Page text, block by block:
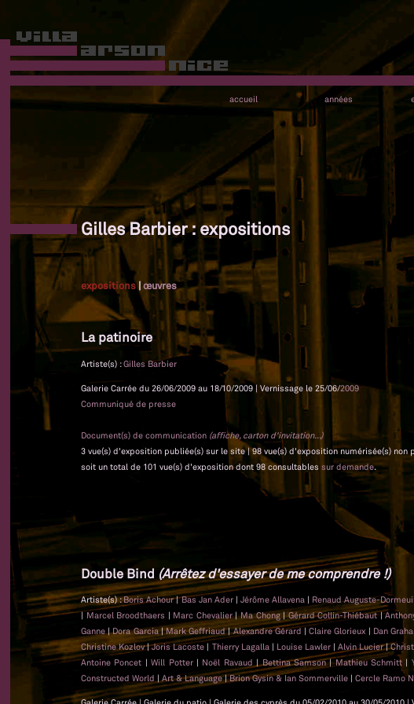
accueil années
Gilles Barbier : expositions
expositions|œuvres
La patinoire
Artiste(s) :Gilles Barbier
Galerie Carrée du 26/06/2009 au 18/10/2009 | Vernissage le 25/06/2009
Communiqué de presse
Document(s) de communication (affiche, carton d'invitation...)
3 vue(s) d'exposition publiée(s) sur le site | 98 vue(s) d'exposition numérisée(s) non
soit un total de 101 vue(s) d'exposition dont 98 consultables sur demande.
Double Bind (Arrêtez d'essayer de me comprendre !)
Artiste(s) :Boris Achour|Bas Jan Ader | Jérôme Allavena | Renaud Auguste-
| Marcel Broodthaers | Marc Chevalier|Ma Chong|Gérard Collin-Thiébaut|
Ganne|Dora Garcia|Mark Geffriaud|Alexandre Gérard |Claire Glorieux | Dan
Christine Kozlov|Joris Lacoste | Thierry Lagalla | Louise Lawler |Alvin Lucier|
Antoine Poncet |Will Potter | Noël Ravaud|Bettina Samson|Mathieu Schmitt |
Constructed World |Art & Language|Brion Gysin & Ian Sommerville | Cercle Ramo